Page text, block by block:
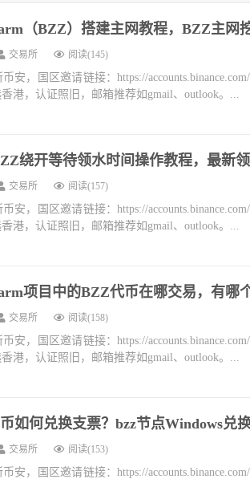
（BZZ）搭建主网教程，BZZ主网
交易所 阅读(145)
安，国区邀请链接：https://
港，认证照旧，邮箱推荐如gmail、outlook。...
绕开等待领水时间操作教程，最新
交易所 阅读(157)
安，国区邀请链接：https://
港，认证照旧，邮箱推荐如gmail、outlook。...
项目中的BZZ代币在哪交易，有哪
交易所 阅读(158)
安，国区邀请链接：https://
港，认证照旧，邮箱推荐如gmail、outlook。...
如何兑换支票？bzz节点Windows兑
交易所 阅读(153)
安，国区邀请链接：https://